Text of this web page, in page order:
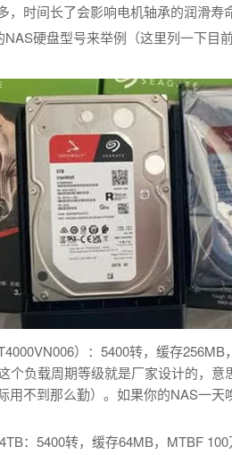
时间长了会影响电机轴承的润滑寿命
硬盘型号来举例（这里列一下目
）：5400转，缓存
个负载周期等级就是厂家设计的，
不到那么勤）。如果你的NAS一天
：5400转，缓存64MB，MTBF